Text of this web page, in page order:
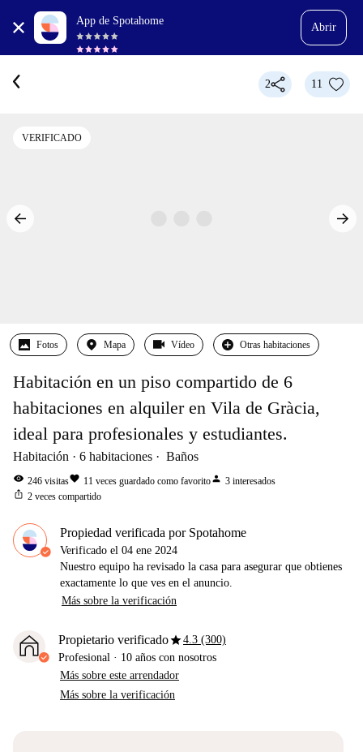
App de Spotahome
Abrir
2 11
VERIFICADO
Fotos Mapa Vídeo Otras habitaciones
Habitación en un piso compartido de 6
habitaciones en alquiler en Vila de Gràcia,
ideal para profesionales y estudiantes.
Habitación 6 habitaciones Baños
visibility 246 visitasfavorite 11 veces guardado como favoritoperson 3 interesados
ios_share 2 veces compartido
Propiedad verificada por Spotahome
Verificado el 04 ene 2024
Nuestro equipo ha revisado la casa para asegurar que obtienes
exactamente lo que ves en el anuncio.
Más sobre la verificación
Propietario verificadostar4.3 (300)
Profesional · 10 años con nosotros
Más sobre este arrendador
Más sobre la verificación